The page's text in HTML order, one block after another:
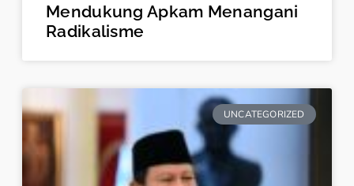
Mendukung Apkam Menangani
Radikalisme
UNCATEGORIZED